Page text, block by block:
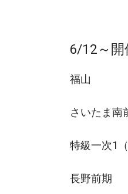
6/12～開
福山
さいたま南
特級一次1（
長野前期